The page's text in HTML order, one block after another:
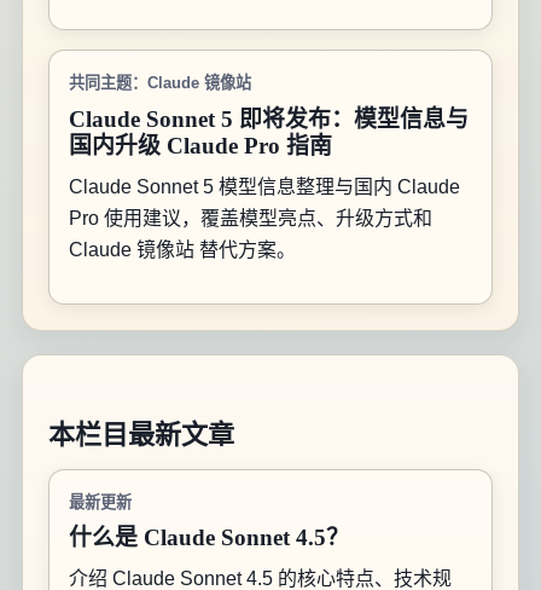
共同主题：Claude 镜像站
Claude Sonnet 5 即将发布：模型信息与
国内升级 Claude Pro 指南
Claude Sonnet 5 模型信息整理与国内 Claude
Pro 使用建议，覆盖模型亮点、升级方式和
Claude 镜像站 替代方案。
本栏目最新文章
最新更新
什么是 Claude Sonnet 4.5？
介绍 Claude Sonnet 4.5 的核心特点、技术规